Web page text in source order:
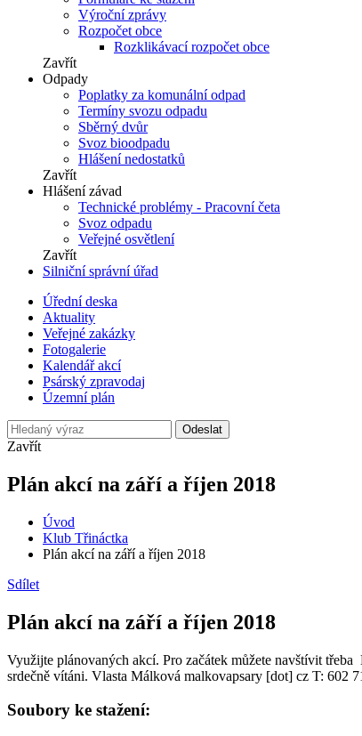
Výroční zprávy
Rozpočet obce
Rozklikávací rozpočet obce
Zavřít
Odpady
Poplatky za komunální odpad
Termíny svozu odpadu
Sběrný dvůr
Svoz bioodpadu
Hlášení nedostatků
Zavřít
Hlášení závad
Technické problémy - Pracovní četa
Svoz odpadu
Veřejné osvětlení
Zavřít
Silniční správní úřad
Úřední deska
Aktuality
Veřejné zakázky
Fotogalerie
Kalendář akcí
Psárský zpravodaj
Územní plán
Odeslat
Zavřít
Plán akcí na září a říjen 2018
Úvod
Klub Třináctka
Plán akcí na září a říjen 2018
Sdílet
Plán akcí na září a říjen 2018
Využijte plánovaných akcí. Pro začátek můžete navštívit
srdečně vítáni. Vlasta Málková malkovapsary [dot] cz T: 602
Soubory ke stažení: